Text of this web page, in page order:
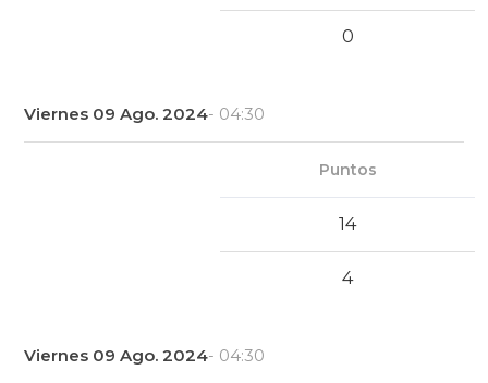
0
Viernes 09 Ago. 2024- 04:30
Puntos
14
4
Viernes 09 Ago. 2024- 04:30